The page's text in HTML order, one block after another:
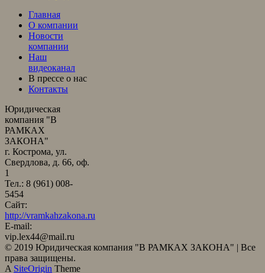
Главная
О компании
Новости
компании
Наш
видеоканал
В прессе о нас
Контакты
Юридическая
компания "В
РАМКАХ
ЗАКОНА"
г. Кострома, ул.
Свердлова, д. 66, оф.
1
Тел.: 8 (961) 008-
5454
Сайт:
http://vramkahzakona.ru
E-mail:
vip.lex44@mail.ru
© 2019 Юридическая компания "В РАМКАХ ЗАКОНА" | Все
права защищены.
A SiteOrigin Theme